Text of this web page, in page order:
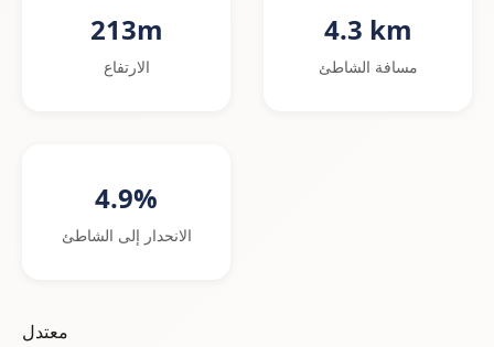
213m
الارتفاع
4.3 km
مسافة الشاطئ
4.9%
الانحدار إلى الشاطئ
معتدل